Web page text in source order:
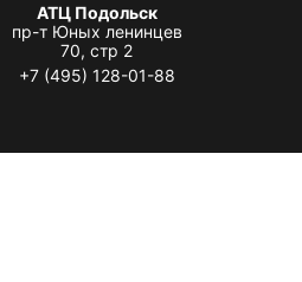
АТЦ Подольск
пр-т Юных ленинцев
70, стр 2
+7 (495) 128-01-88